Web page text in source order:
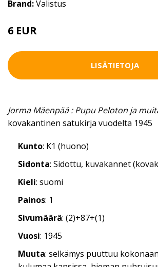
Brand:Valistus
6 EUR
LISÄTIETOJA
Jorma Mäenpää : Pupu Peloton ja
kovakantinen satukirja vuodelta 1945
Kunto: K1 (huono)
Sidonta: Sidottu, kuvakannet
Kieli: suomi
Painos: 1
Sivumäärä: (2)+87+(1)
Vuosi: 1945
Muuta: selkämys puuttuu